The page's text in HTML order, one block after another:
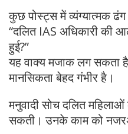
कुछ पोस्ट्स में व्यंग्यात्मक
“दलित IAS अधिकारी की
हुई?”
यह वाक्य मजाक लग सकता
मानसिकता बेहद गंभीर है।
मनुवादी सोच दलित
सकती। उनके काम को